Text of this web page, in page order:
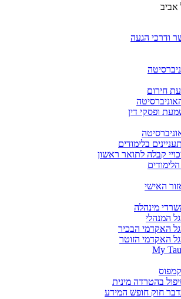
ודרכי הגעה
חירום
ופסקי דין
בלימודים
קבלה לתואר ראשון
האישי
מינהלה
המנהלי
האקדמי הבכיר
האקדמי הזוטר
בהטרדה מינית
חוק חופש המידע